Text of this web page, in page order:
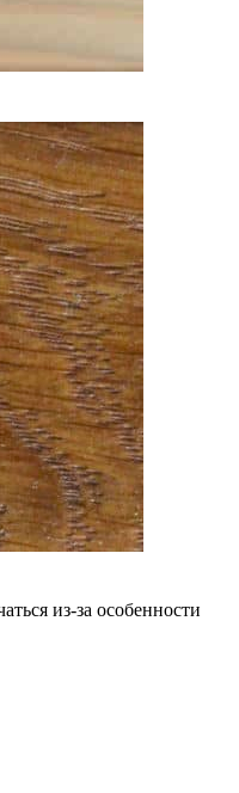
из-за особенности